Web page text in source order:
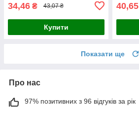
34,46 ₴ 43,07 ₴
Купити
40,65
Показати ще
Про нас
97% позитивних з 96 відгуків за рік